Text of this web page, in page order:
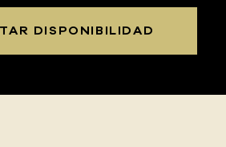
DISPONIBILIDAD